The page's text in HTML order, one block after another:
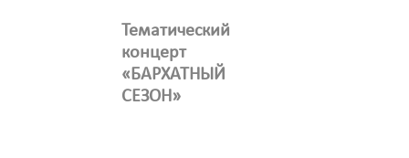
Тематический
концерт
«БАРХАТНЫЙ
СЕЗОН»